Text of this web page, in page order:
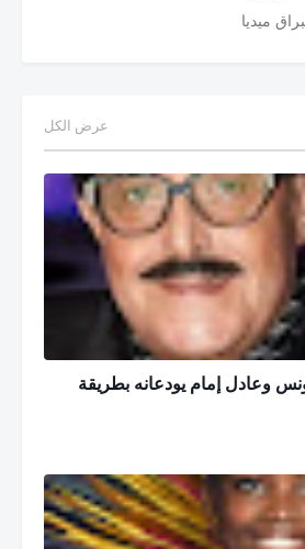
ميديا
عرض الكل
وعادل إمام يودعانه بطريقة